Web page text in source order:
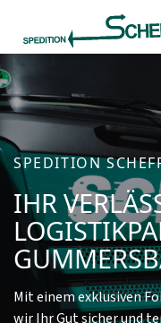
SPEDITION
IHR
Mit einem exklusiven
wir Ihr Gut sicher und